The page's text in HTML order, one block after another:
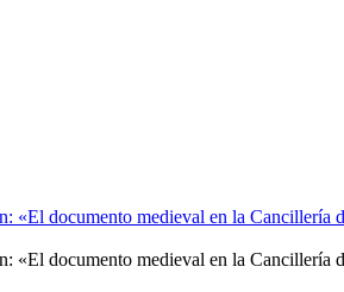
«El documento medieval en la Cancillería
«El documento medieval en la Cancillería